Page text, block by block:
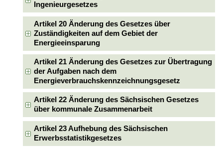
Ingenieurgesetzes
Artikel 20 Änderung des Gesetzes über
Zuständigkeiten auf dem Gebiet der
Energieeinsparung
Artikel 21 Änderung des Gesetzes zur Übertragung
der Aufgaben nach dem
Energieverbrauchskennzeichnungsgesetz
Artikel 22 Änderung des Sächsischen Gesetzes
über kommunale Zusammenarbeit
Artikel 23 Aufhebung des Sächsischen
Erwerbsstatistikgesetzes